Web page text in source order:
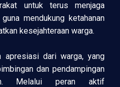
untuk terus menjaga
mendukung ketahanan
kesejahteraan warga.
apresiasi dari warga, yang
dan pendampingan
Melalui peran aktif